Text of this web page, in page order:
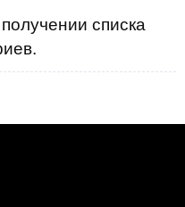
списка